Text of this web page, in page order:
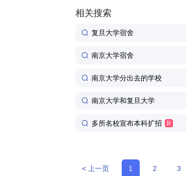
相关搜索
复旦大学宿舍
南京大学宿舍
南京大学分出去的学校
南京大学和复旦大学
多所名校宣布本科扩招 新
< 上一页 1 2 3